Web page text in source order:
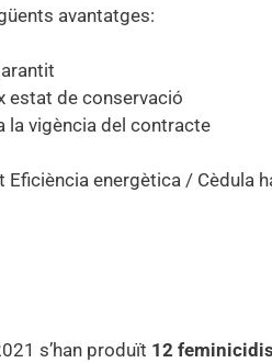
avantatges:
estat de conservació
la vigència del contracte
Eficiència energètica / Cèdula
s’han produït 12 feminicidis